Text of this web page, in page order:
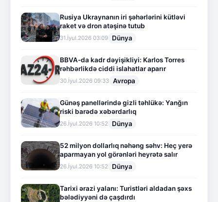
Rusiya Ukraynanın iri şəhərlərini kütləvi
raket və dron atəşinə tutub
31.İyul.2026 03:09 Dünya
BBVA-da kadr dəyişikliyi: Karlos Torres
rəhbərlikdə ciddi islahatlar aparır
30.İyul.2026 09:33 Avropa
Günəş panellərində gizli təhlükə: Yanğın
riski barədə xəbərdarlıq
26.İyul.2026 10:52 Dünya
52 milyon dollarlıq nəhəng səhv: Heç yerə
aparmayan yol görənləri heyrətə salır
26.İyul.2026 10:52 Dünya
Tarixi ərazi yalanı: Turistləri aldadan şəxs
bələdiyyəni də çaşdırdı